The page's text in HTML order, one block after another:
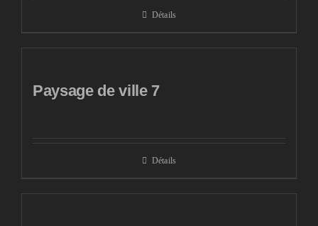
Détails
Paysage de ville 7
Détails